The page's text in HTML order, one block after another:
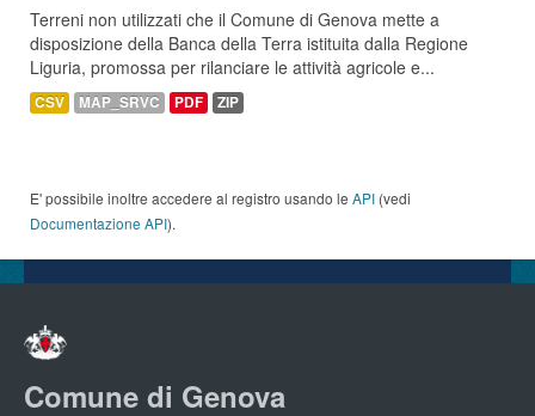
Terreni non utilizzati che il Comune di Genova mette a
disposizione della Banca della Terra istituita dalla Regione
Liguria, promossa per rilanciare le attività agricole e...
CSV MAP_SRVC PDF ZIP
E' possibile inoltre accedere al registro usando le API (vedi
Documentazione API).
Comune di Genova